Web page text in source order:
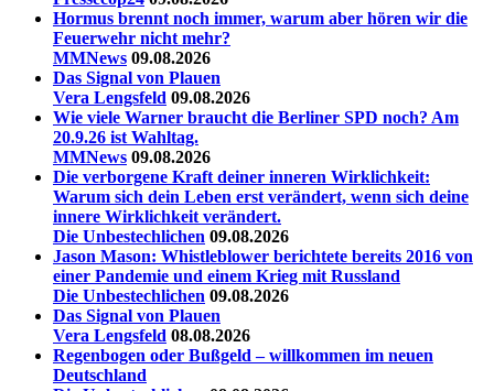
Hormus brennt noch immer, warum aber hören wir die
Feuerwehr nicht mehr?
MMNews 09.08.2026
Das Signal von Plauen
Vera Lengsfeld 09.08.2026
Wie viele Warner braucht die Berliner SPD noch? Am
20.9.26 ist Wahltag.
MMNews 09.08.2026
Die verborgene Kraft deiner inneren Wirklichkeit:
Warum sich dein Leben erst verändert, wenn sich deine
innere Wirklichkeit verändert.
Die Unbestechlichen 09.08.2026
Jason Mason: Whistleblower berichtete bereits 2016 von
einer Pandemie und einem Krieg mit Russland
Die Unbestechlichen 09.08.2026
Das Signal von Plauen
Vera Lengsfeld 08.08.2026
Regenbogen oder Bußgeld – willkommen im neuen
Deutschland